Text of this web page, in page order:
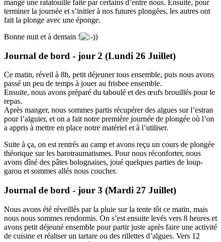
mangé une ratatouille faite par certains d’entre nous. Ensuite, pour
terminer la journée et s’initier à nos futures plongées, les autres ont
fait la plonge avec une éponge.
Bonne nuit et à demain !
Journal de bord - jour 2 (Lundi 26 Juillet)
Ce matin, réveil à 8h, petit déjeuner tous ensemble, puis nous avons
passé un peu de temps à jouer au frisbee ensemble.
Ensuite, nous avons préparé du taboulé et des œufs brouillés pour le
repas.
Après manger, nous sommes partis récupérer des algues sur l’estran
pour l’alguier, et on a fait notre première journée de plongée où l’on
a appris à mettre en place notre matériel et à l’utiliser.
Suite à ça, on est rentrés au camp et avons reçu un cours de plongée
théorique sur les barotraumatismes. Pour nous réconforter, nous
avons dîné des pâtes bolognaises, joué quelques parties de loup-
garou et sommes allés nous coucher.
Journal de bord - jour 3 (Mardi 27 Juillet)
Nous avons été réveillés par la pluie sur la tente tôt ce matin, mais
nous nous sommes rendormis. On s’est ensuite levés vers 8 heures et
avons petit déjeuné ensemble pour partir juste après faire une activité
de cuisine et réaliser un tartare ou des rillettes d’algues. Vers 12